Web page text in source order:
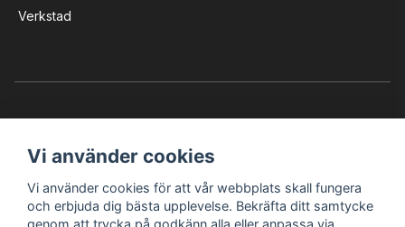
Verkstad
Instagram Facebook YouTube
Vi använder cookies
Vi använder cookies för att vår webbplats skall fungera
och erbjuda dig bästa upplevelse. Bekräfta ditt samtycke
genom att trycka på godkänn alla eller anpassa via